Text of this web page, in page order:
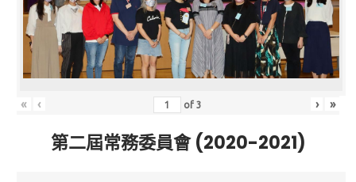
« ‹ of3 › »
第二屆常務委員會 (2020-2021)